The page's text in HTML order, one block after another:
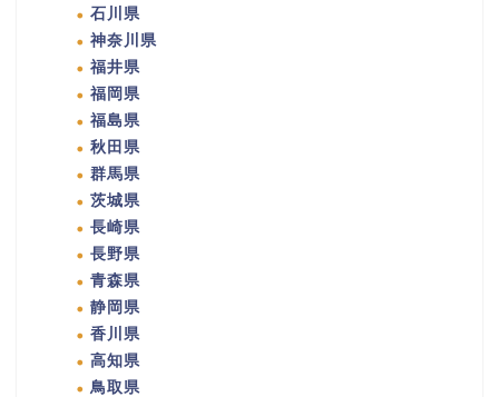
石川県
神奈川県
福井県
福岡県
福島県
秋田県
群馬県
茨城県
長崎県
長野県
青森県
静岡県
香川県
高知県
鳥取県